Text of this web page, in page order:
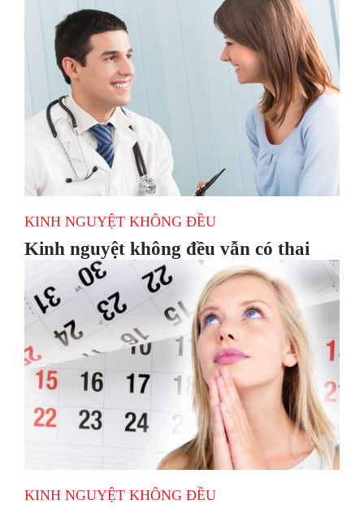
KINH NGUYỆT KHÔNG ĐỀU
Kinh nguyệt không đều vẫn có thai
KINH NGUYỆT KHÔNG ĐỀU